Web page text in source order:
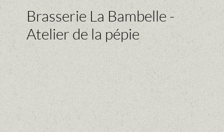
Brasserie La Bambelle -
Atelier de la pépie